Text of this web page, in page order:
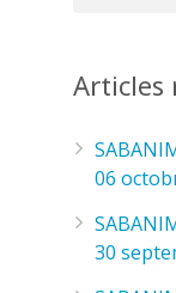
Articles
06
30